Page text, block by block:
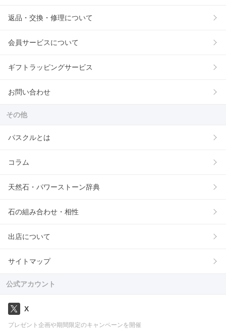
返品・交換・修理について
会員サービスについて
ギフトラッピングサービス
お問い合わせ
その他
パスクルとは
コラム
天然石・パワーストーン辞典
石の組み合わせ・相性
出店について
サイトマップ
公式アカウント
X
プレゼント企画や期間限定のキャンペーンを開催